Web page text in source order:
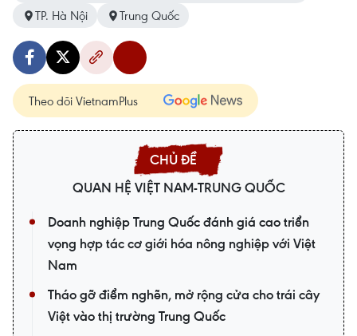
TP. Hà Nội
Trung Quốc
Theo dõi VietnamPlus
QUAN HỆ VIỆT NAM-TRUNG QUỐC
Doanh nghiệp Trung Quốc đánh giá cao triển
vọng hợp tác cơ giới hóa nông nghiệp với Việt
Nam
Tháo gỡ điểm nghẽn, mở rộng cửa cho trái cây
Việt vào thị trường Trung Quốc